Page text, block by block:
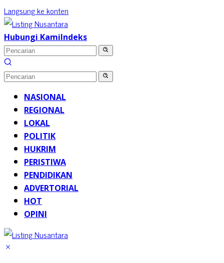
Langsung ke konten
Hubungi KamiIndeks
NASIONAL
REGIONAL
LOKAL
POLITIK
HUKRIM
PERISTIWA
PENDIDIKAN
ADVERTORIAL
HOT
OPINI